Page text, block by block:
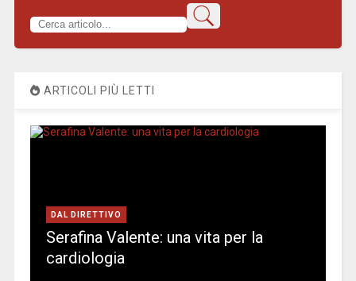
ARTICOLI PIÙ LETTI
DAL DIRETTIVO
Serafina Valente: una vita per la
cardiologia